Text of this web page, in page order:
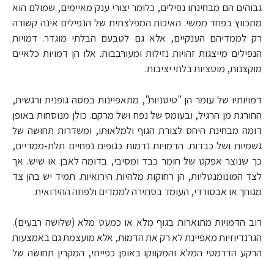
גבוהים הם מבחינתו נפילים, כלומר יצורי ענק מאיימים, שמולם הוא
מתכווץ בפחד ממשי. האיכות המפלצתית של הנפילים אינה קשורה
רק לממדיהם הענקיים, אלא גם לטבעם הבלתי מוגדר. דמויות
הנפילים מייצגות זהויות נזילות ומעורבבות. אלו הן דמויות כלאיים
מוקצנות, מוטציות בלתי יציבות.
דמויותיו של עומר הן "טיטניות", מתאפיינות במסה גופנית ורגשית,
החורגת מן הרגיל, ובעומס של נפח ושל מרקם. כולן מנוסחות באופן
דומה מבחינת היחס לצורת הגוף ולמלאוּתו, ומשדרות תחושה של
גשמיות ושל כבדות. הדמויות נדמות כגופים נפחיים תלת-ממדיים,
כך שנוצר אפקט של חומר כבד ומסיבי, בדומה לאבן או שיש. אך
לצד המונומנטליות, הן רחוקות מלהיות הירואיות. תמיד יש בהן צד
מגוחך או אבסורדי, העומד בסתירה לממדים ולפוזה ההירואית.
רוב הדמויות מתוארות בגוף מלא או כמעט מלא (שלושה רבעים).
הגרנדיוזיות מאפיינת לא רק את הדמות, אלא מועצמת גם באמצעות
הרקע הדרמטי המלא והמקווקו באופן כפייתי, המקרין תחושה של